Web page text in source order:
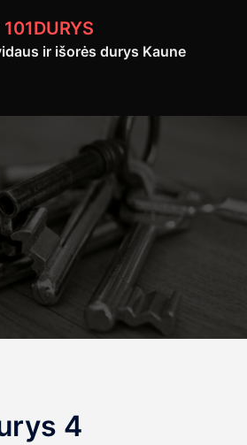
101DURYS
ir išorės durys Kaune
4